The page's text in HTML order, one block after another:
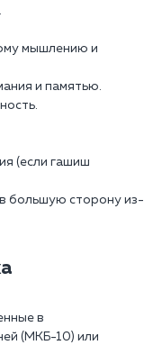
мышлению и
и памятью.
(если гашиш
большую сторону из-
в
(МКБ-10) или